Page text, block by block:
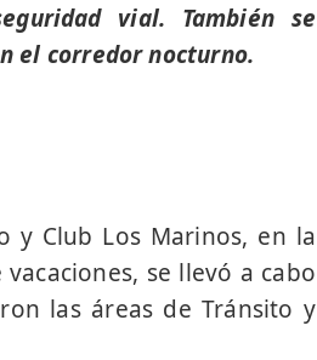
vial. También se
el corredor nocturno.
y Club Los Marinos, en la
se llevó a cabo
las áreas de Tránsito y